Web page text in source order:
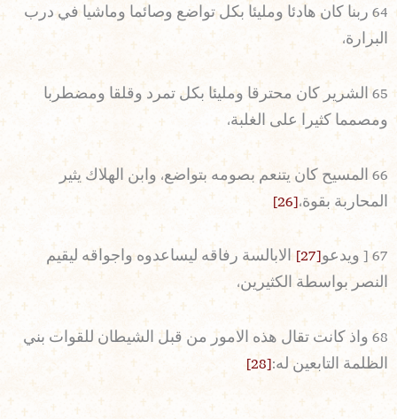
64 ربنا كان هادئا ومليئا بكل تواضع وصائما وماشيا في درب
البرارة،
65 الشرير كان محترقا ومليئا بكل تمرد وقلقا ومضطربا
ومصمما كثيرا على الغلبة،
66 المسيح كان يتنعم بصومه بتواضع، وابن الهلاك يثير
المحاربة بقوة،[26]
67 [ ويدعو [27]
الابالسة رفاقه ليساعدوه واجواقه ليقيم
النصر بواسطة الكثيرين،
68 واذ كانت تقال هذه الامور من قبل الشيطان للقوات بني
الظلمة التابعين له: [28]